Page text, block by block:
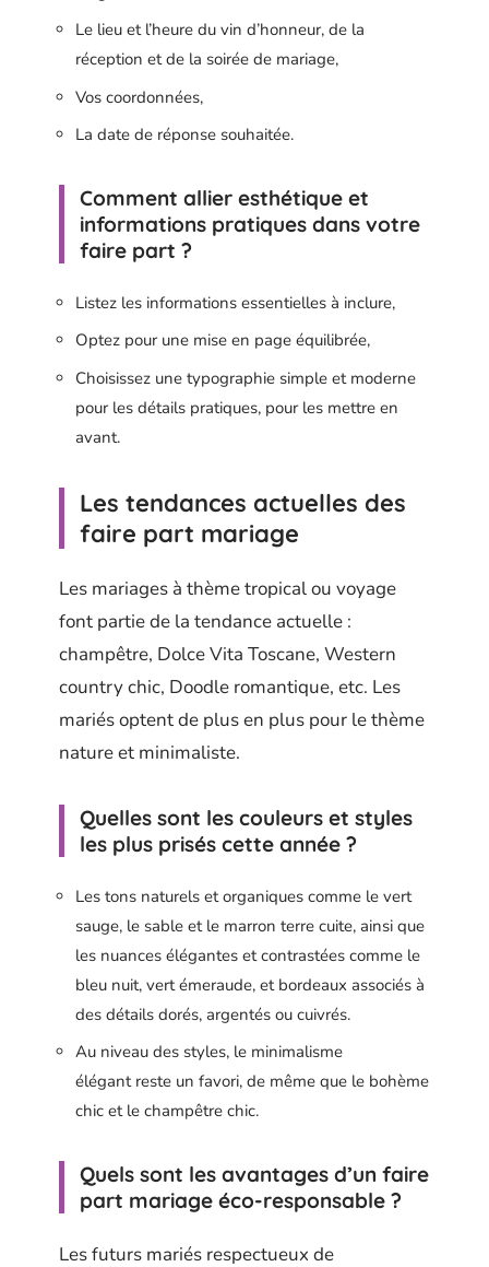
Le lieu et l’heure du vin d’honneur, de la
réception et de la soirée de mariage,
Vos coordonnées,
La date de réponse souhaitée.
Comment allier esthétique et
informations pratiques dans votre
faire part ?
Listez les informations essentielles à inclure,
Optez pour une mise en page équilibrée,
Choisissez une typographie simple et moderne
pour les détails pratiques, pour les mettre en
avant.
Les tendances actuelles des
faire part mariage
Les mariages à thème tropical ou voyage
font partie de la tendance actuelle :
champêtre, Dolce Vita Toscane, Western
country chic, Doodle romantique, etc. Les
mariés optent de plus en plus pour le thème
nature et minimaliste.
Quelles sont les couleurs et styles
les plus prisés cette année ?
Les tons naturels et organiques comme le vert
sauge, le sable et le marron terre cuite, ainsi que
les nuances élégantes et contrastées comme le
bleu nuit, vert émeraude, et bordeaux associés à
des détails dorés, argentés ou cuivrés.
Au niveau des styles, le minimalisme
élégant reste un favori, de même que le bohème
chic et le champêtre chic.
Quels sont les avantages d’un faire
part mariage éco-responsable ?
Les futurs mariés respectueux de